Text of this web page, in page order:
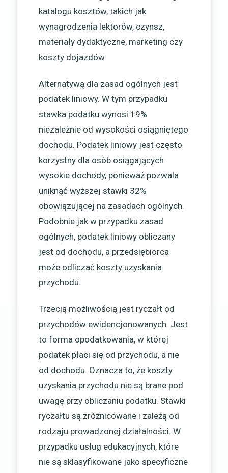
katalogu kosztów, takich jak
wynagrodzenia lektorów, czynsz,
materiały dydaktyczne, marketing czy
koszty dojazdów.
Alternatywą dla zasad ogólnych jest
podatek liniowy. W tym przypadku
stawka podatku wynosi 19%
niezależnie od wysokości osiągniętego
dochodu. Podatek liniowy jest często
korzystny dla osób osiągających
wysokie dochody, ponieważ pozwala
uniknąć wyższej stawki 32%
obowiązującej na zasadach ogólnych.
Podobnie jak w przypadku zasad
ogólnych, podatek liniowy obliczany
jest od dochodu, a przedsiębiorca
może odliczać koszty uzyskania
przychodu.
Trzecią możliwością jest ryczałt od
przychodów ewidencjonowanych. Jest
to forma opodatkowania, w której
podatek płaci się od przychodu, a nie
od dochodu. Oznacza to, że koszty
uzyskania przychodu nie są brane pod
uwagę przy obliczaniu podatku. Stawki
ryczałtu są zróżnicowane i zależą od
rodzaju prowadzonej działalności. W
przypadku usług edukacyjnych, które
nie są sklasyfikowane jako specyficzne